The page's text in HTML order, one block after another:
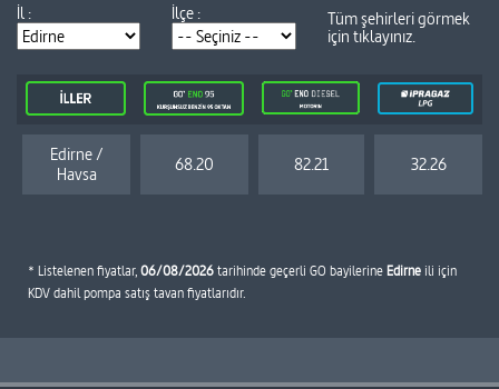
İl : İlçe : Tüm şehirleri görmek
için tıklayınız.
Edirne /
Havsa
68.20 82.21 32.26
* Listelenen fiyatlar,06/08/2026tarihinde geçerli GO bayilerineEdirne ili için
KDV dahil pompa satış tavan fiyatlarıdır.